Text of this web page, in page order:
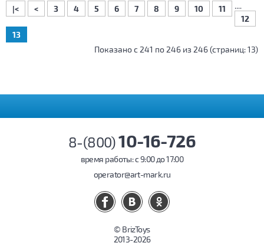
|< < ....
3 4 5 6 7 8 9 10
11
12
13
Показано с 241 по 246 из 246 (страниц: 13)
8-(800)10-16-726
время работы: c 9:00 до 17:00
operator@art-mark.ru
© BrizToys
2013-2026